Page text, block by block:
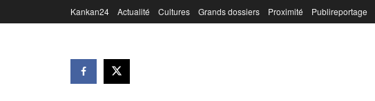
Kankan24 Actualité Cultures Grands dossiers Proximité Publireportage